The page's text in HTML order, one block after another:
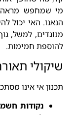
מי שמחפש מראה
הנאנו. האי יכול
מנוגדים, למשל,
להוספת חמימות.
שיקולי
תכנון אי אינו
נקודות